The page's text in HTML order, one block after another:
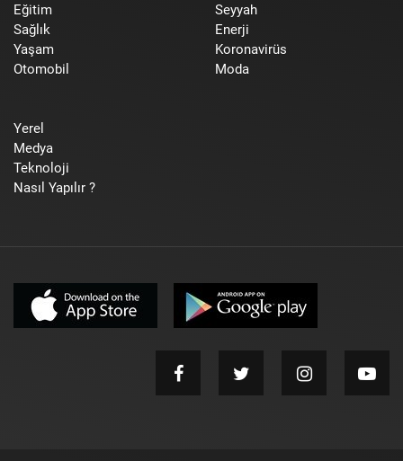
Eğitim
Sağlık
Yaşam
Otomobil
Seyyah
Enerji
Koronavirüs
Moda
Yerel
Medya
Teknoloji
Nasıl Yapılır ?